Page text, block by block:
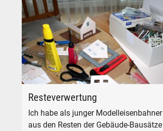
Resteverwertung
Ich habe als junger Modelleisenbahner
aus den Resten der Gebäude-Bausätze